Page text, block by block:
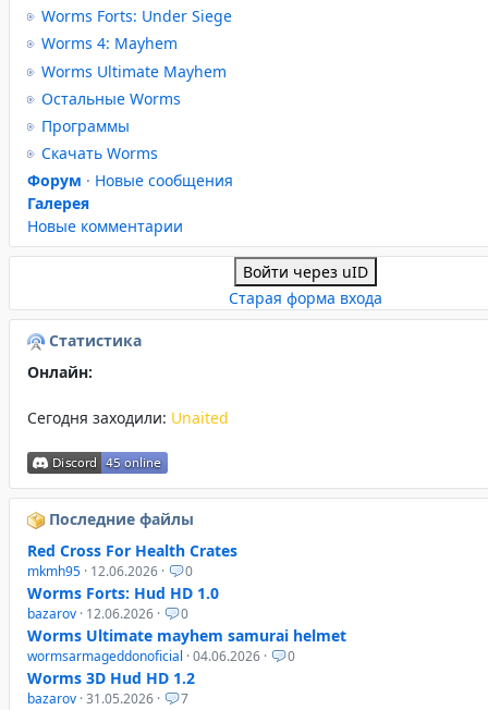
Worms Forts: Under Siege
Worms 4: Mayhem
Worms Ultimate Mayhem
Остальные Worms
Программы
Скачать Worms
Форум · Новые сообщения
Галерея
Новые комментарии
Войти через uID
Старая форма входа
Статистика
Онлайн:
Сегодня заходили: Unaited
Последние файлы
Red Cross For Health Crates
mkmh95 · 12.06.2026 · 0
Worms Forts: Hud HD 1.0
bazarov · 12.06.2026 · 0
Worms Ultimate mayhem samurai helmet
wormsarmageddonoficial · 04.06.2026 · 0
Worms 3D Hud HD 1.2
bazarov · 31.05.2026 · 7